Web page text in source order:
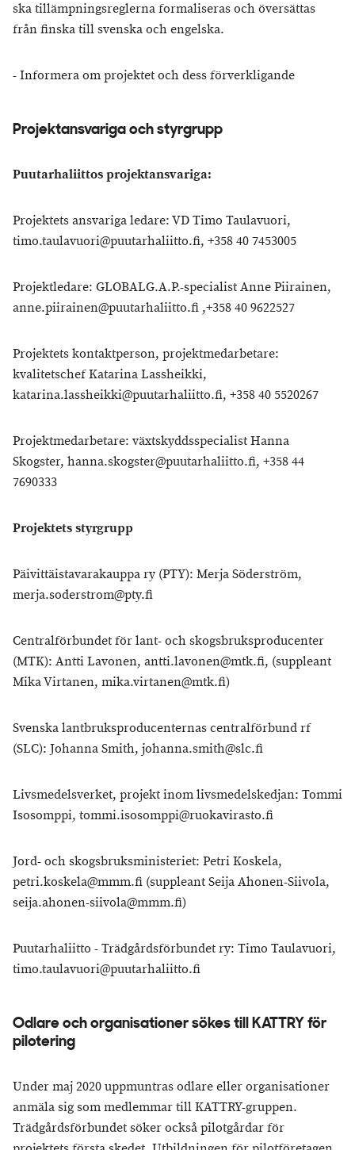
ska tillämpningsreglerna formaliseras och översättas
från finska till svenska och engelska.
- Informera om projektet och dess förverkligande
Projektansvariga och styrgrupp
Puutarhaliittos projektansvariga:
Projektets ansvariga ledare: VD Timo Taulavuori,
timo.taulavuori@puutarhaliitto.fi, +358 40 7453005
Projektledare: GLOBALG.A.P.-specialist Anne Piirainen,
anne.piirainen@puutarhaliitto.fi ,+358 40 9622527
Projektets kontaktperson, projektmedarbetare:
kvalitetschef Katarina Lassheikki,
katarina.lassheikki@puutarhaliitto.fi, +358 40 5520267
Projektmedarbetare: växtskyddsspecialist Hanna
Skogster, hanna.skogster@puutarhaliitto.fi, +358 44
7690333
Projektets styrgrupp
Päivittäistavarakauppa ry (PTY): Merja Söderström,
merja.soderstrom@pty.fi
Centralförbundet för lant- och skogsbruksproducenter
(MTK): Antti Lavonen, antti.lavonen@mtk.fi, (suppleant
Mika Virtanen, mika.virtanen@mtk.fi)
Svenska lantbruksproducenternas centralförbund rf
(SLC): Johanna Smith, johanna.smith@slc.fi
Livsmedelsverket, projekt inom livsmedelskedjan: Tommi
Isosomppi, tommi.isosomppi@ruokavirasto.fi
Jord- och skogsbruksministeriet: Petri Koskela,
petri.koskela@mmm.fi (suppleant Seija Ahonen-Siivola,
seija.ahonen-siivola@mmm.fi)
Puutarhaliitto - Trädgårdsförbundet ry: Timo Taulavuori,
timo.taulavuori@puutarhaliitto.fi
Odlare och organisationer sökes till KATTRY för
pilotering
Under maj 2020 uppmuntras odlare eller organisationer
anmäla sig som medlemmar till KATTRY-gruppen.
Trädgårdsförbundet söker också pilotgårdar för